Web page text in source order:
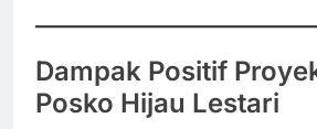
Dampak Positif
Posko Hijau Lestari